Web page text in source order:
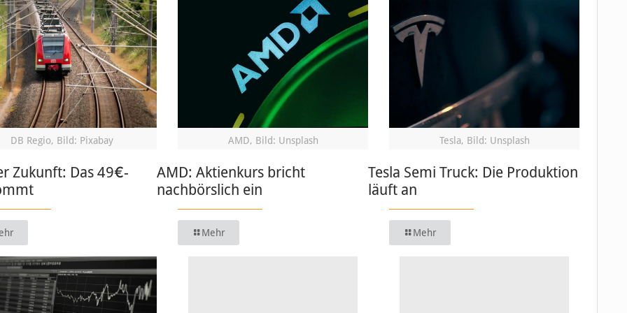
DB Regio, Bild: Pixabay
Zukunft: Das 49€-
AMD, Bild: Unsplash
AMD: Aktienkurs bricht
nachbörslich ein
Mehr
Tesla, Bild: Unsplash
Tesla Semi Truck: Die Produktion
läuft an
Mehr